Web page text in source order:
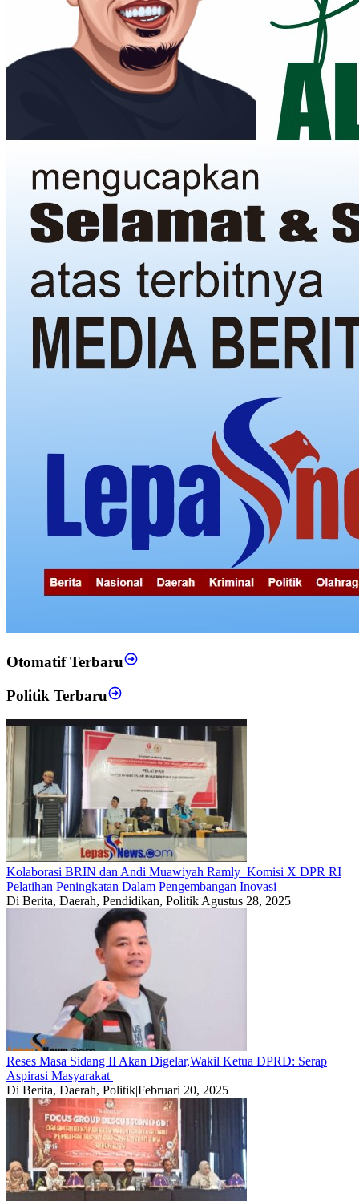
Otomatif Terbaru
Politik Terbaru
Kolaborasi BRIN dan Andi Muawiyah Ramly Komisi X DPR RI
Pelatihan Peningkatan Dalam Pengembangan Inovasi
Di Berita, Daerah, Pendidikan, Politik|Agustus 28, 2025
Reses Masa Sidang II Akan Digelar,Wakil Ketua DPRD: Serap
Aspirasi Masyarakat
Di Berita, Daerah, Politik|Februari 20, 2025